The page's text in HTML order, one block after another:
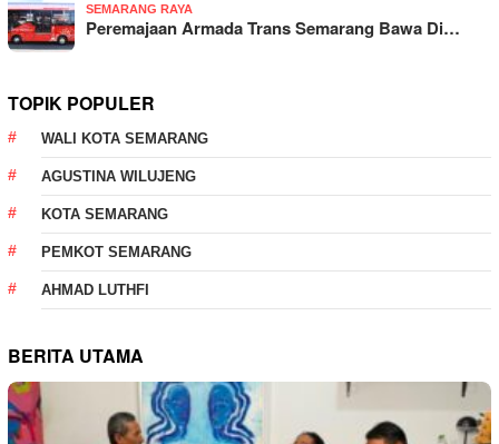
SEMARANG RAYA
Peremajaan Armada Trans Semarang Bawa Di…
TOPIK POPULER
WALI KOTA SEMARANG
AGUSTINA WILUJENG
KOTA SEMARANG
PEMKOT SEMARANG
AHMAD LUTHFI
BERITA UTAMA